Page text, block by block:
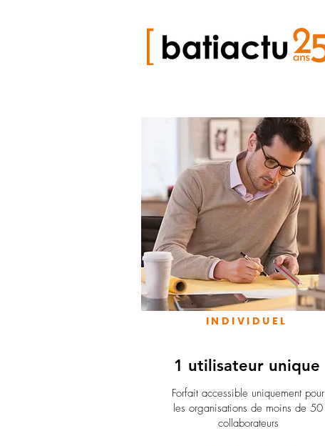
INDIVIDUEL
1 utilisateur unique
​Forfait accessible uniquement pour
les organisations de moins de 50
collaborateurs